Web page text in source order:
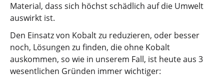
Material, dass sich höchst schädlich auf die Umwelt
auswirkt ist.
Den Einsatz von Kobalt zu reduzieren, oder besser
noch, Lösungen zu finden, die ohne Kobalt
auskommen, so wie in unserem Fall, ist heute aus 3
wesentlichen Gründen immer wichtiger: